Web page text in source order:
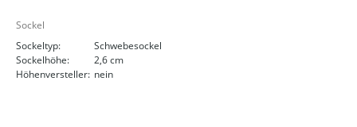
Sockel
Sockeltyp:
Schwebesockel
Sockelhöhe:
2,6 cm
Höhenversteller: nein